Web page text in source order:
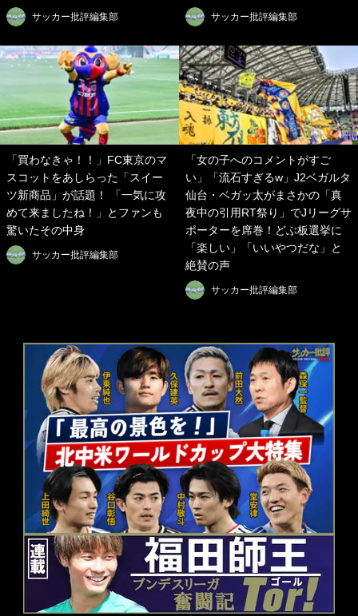
サッカー批評編集部 サッカー批評編集部
「買わなきゃ！！」FC東京のマ
スコットをあしらった「スイー
ツ新商品」が話題！ 「一気に攻
めて来ましたね！」とファンも
驚いたその中身
サッカー批評編集部
「女の子へのコメントがすご
い」「流石すぎるw」J2ベガルタ
仙台・ベガッ太がまさかの「真
夜中の引用RT祭り」でJリーグサ
ポーターを席巻！どぶ板選挙に
「楽しい」「いいやつだな」と
絶賛の声
サッカー批評編集部